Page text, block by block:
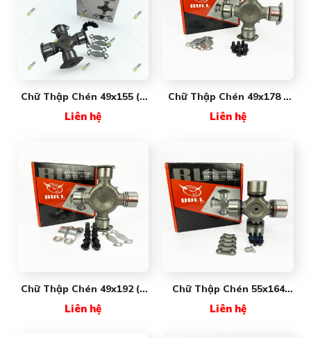
Chữ Thập Chén 49x155 (4
Liên hệ
Chữ Thập Chén 49x178 4
Liên hệ
Chữ Thập Chén 49x192 (2
Liên hệ
Chữ Thập Chén 55x164
Liên hệ